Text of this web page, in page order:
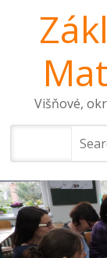
Višňové,